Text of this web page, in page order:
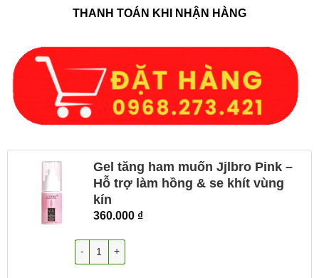
THANH TOÁN KHI NHẬN HÀNG
Gel tăng ham muốn Jjlbro Pink –
Hỗ trợ làm hồng & se khít vùng
kín
360.000 ₫